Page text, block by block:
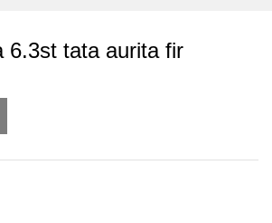
6.3st tata aurita fir